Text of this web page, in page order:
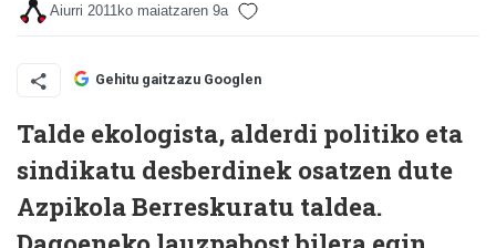
Aiurri 2011ko maiatzaren 9a
Gehitu gaitzazu Googlen
Talde ekologista, alderdi politiko eta
sindikatu desberdinek osatzen dute
Azpikola Berreskuratu taldea.